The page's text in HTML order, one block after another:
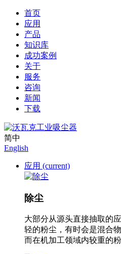
首页
应用
产品
知识库
成功案例
关于
服务
咨询
新闻
下载
简中
English
应用 (current)
除尘
大部分从源头直接抽取的
轻的粉尘，有时会是混合
而在机加工领域内较重的